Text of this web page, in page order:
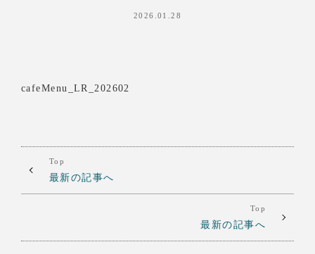
2026.01.28
cafeMenu_LR_202602
Top
最新の記事へ
Top
最新の記事へ